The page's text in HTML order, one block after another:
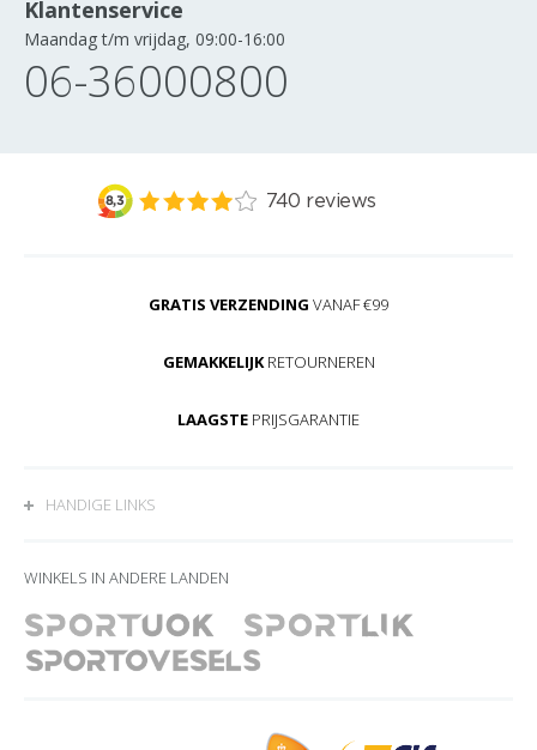
Klantenservice
Maandag t/m vrijdag, 09:00-16:00
06-36000800
GRATIS VERZENDING VANAF €99
GEMAKKELIJKRETOURNEREN
LAAGSTE PRIJSGARANTIE
HANDIGE LINKS
WINKELS IN ANDERE LANDEN